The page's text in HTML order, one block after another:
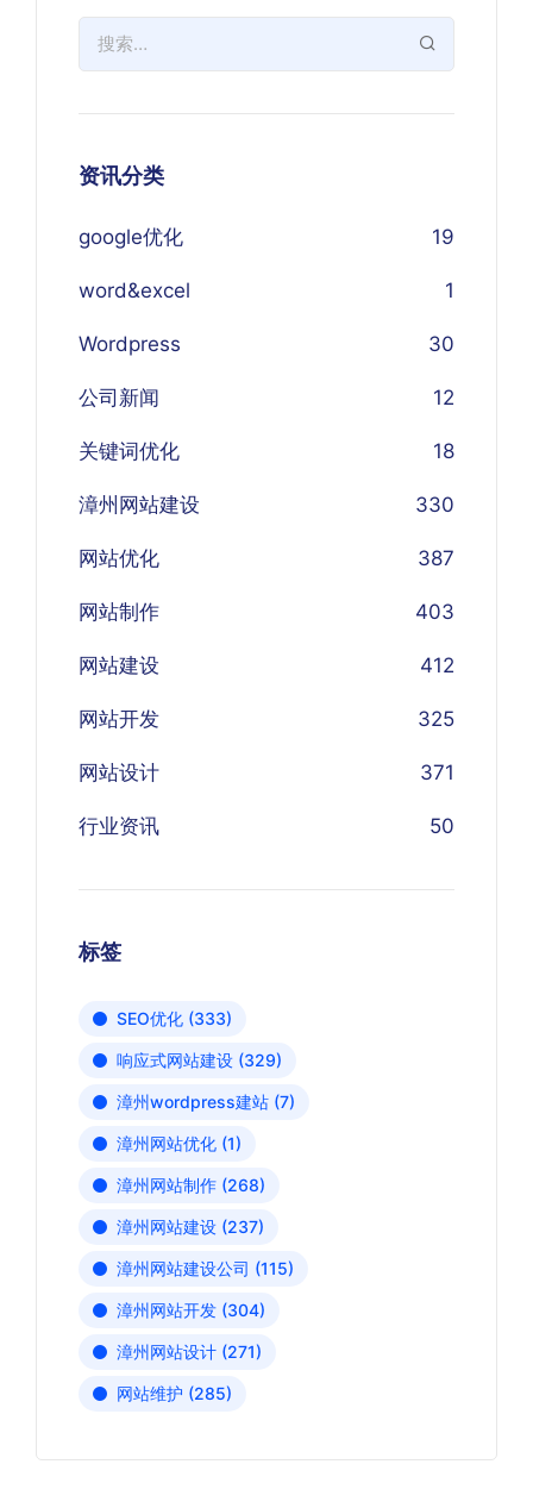
资讯分类
google优化 19
word&excel 1
Wordpress 30
公司新闻 12
关键词优化 18
漳州网站建设 330
网站优化 387
网站制作 403
网站建设 412
网站开发 325
网站设计 371
行业资讯 50
标签
SEO优化 (333)
响应式网站建设 (329)
漳州wordpress建站 (7)
漳州网站优化 (1)
漳州网站制作 (268)
漳州网站建设 (237)
漳州网站建设公司 (115)
漳州网站开发 (304)
漳州网站设计 (271)
网站维护 (285)